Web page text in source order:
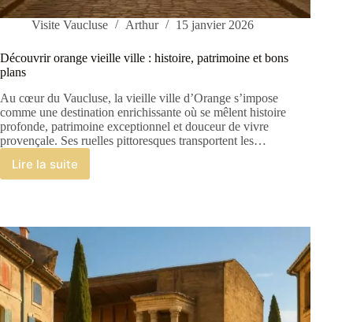
Visite Vaucluse Arthur 15 janvier 2026
Découvrir orange vieille ville : histoire, patrimoine et bons
plans
Au cœur du Vaucluse, la vieille ville d’Orange s’impose
comme une destination enrichissante où se mêlent histoire
profonde, patrimoine exceptionnel et douceur de vivre
provençale. Ses ruelles pittoresques transportent les…
Lire la suite
Découvrir
:
histoire,
patrimoine
et
bons
plans